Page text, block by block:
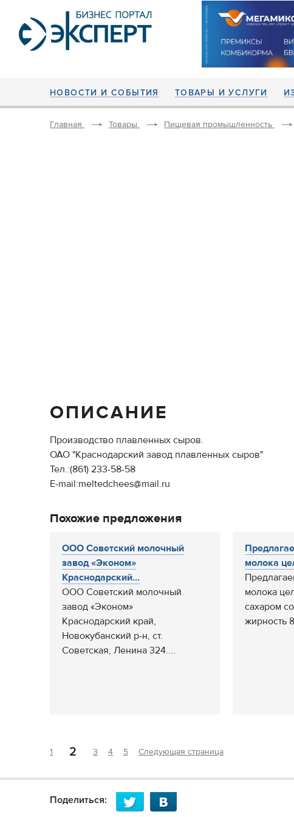
НОВОСТИ И СОБЫТИЯ ТОВАРЫ И УСЛУГИ
Главная Товары Пищевая промышленность
ОПИСАНИЕ
Производство плавленных сыров.
ОАО "Краснодарский завод плавленных сыров"
Тел.:(861) 233-58-58
E-mail:meltedchees@mail.ru
Похожие предложения
ООО Советский молочный
завод «Эконом»
Краснодарский...
ООО Советский молочный
завод «Эконом»
Краснодарский край,
Новокубанский р-н, ст.
Советская, Ленина 324....
молока
молока
сахаром
жирность
1 2 3 4 5 Следующая страница
Поделиться: